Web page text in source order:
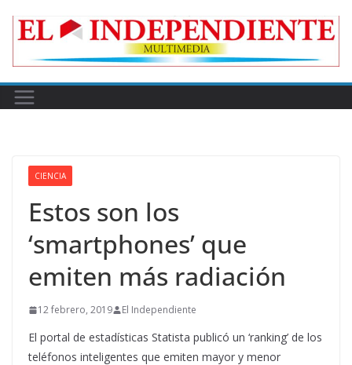
CIENCIA
Estos son los
‘smartphones’ que
emiten más radiación
12 febrero, 2019 El Independiente
El portal de estadísticas Statista publicó un ‘ranking’ de los
teléfonos inteligentes que emiten mayor y menor